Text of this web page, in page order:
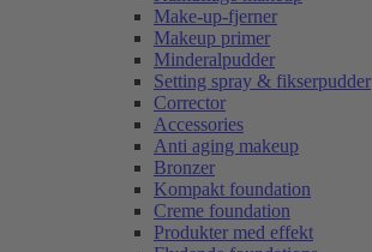
Make-up-fjerner
Makeup primer
Minderalpudder
Setting spray & fikserpudder
Corrector
Accessories
Anti aging makeup
Bronzer
Kompakt foundation
Creme foundation
Produkter med effekt